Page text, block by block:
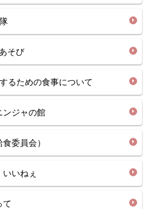
そび
るための食事について
ジャの館
委員会）
いねぇ
て